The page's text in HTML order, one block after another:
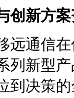
创新方
远通信
列新型
到决策